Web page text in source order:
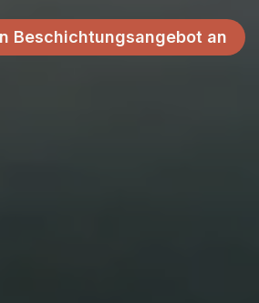
Beschichtungsangebot an